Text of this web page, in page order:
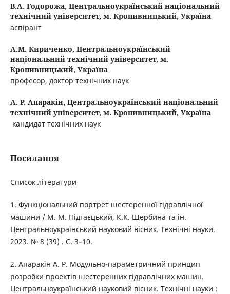
В.А. Годорожа, Центральноукраїнський національний
технічний університет, м. Кропивницький, Україна
аспірант
А.М. Кириченко, Центральноукраїнський
національний технічний університет, м.
Кропивницький, Україна
професор, доктор технічних наук
А. Р. Апаракін, Центральноукраїнський національний
технічний університет, м. Кропивницький, Україна
кандидат технічних наук
Посилання
Список літератури
1. Функціональний портрет шестеренної гідравлічної
машини / М. М. Підгаєцький, К.К. Щербина та ін.
Центральноукраїнський науковий вісник. Технічні науки.
2023. № 8 (39) . С. 3–10.
2. Апаракін А. Р. Модульно-параметричний принцип
розробки проектів шестеренних гідравлічних машин.
Центральноукраїнський науковий вісник. Технічні науки :